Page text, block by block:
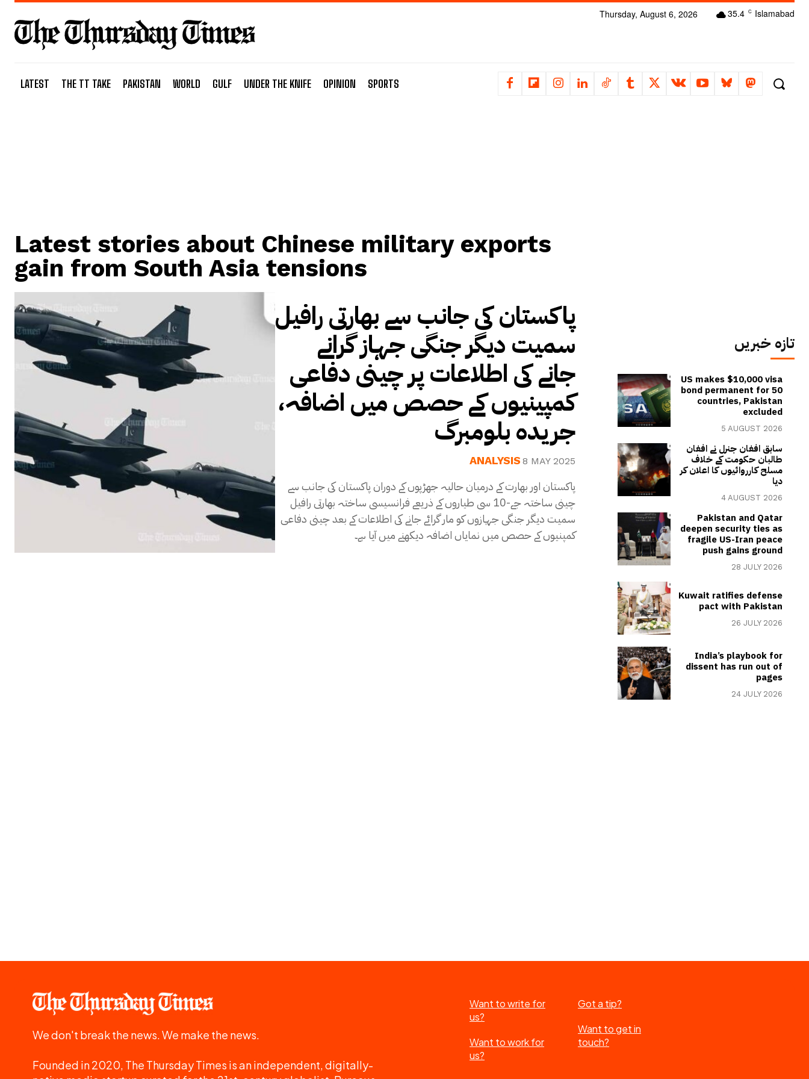
35.4 C Islamabad
Thursday, August 6, 2026
LATEST THE TT TAKE PAKISTAN WORLD GULF UNDER THE KNIFE OPINION SPORTS
Latest stories about Chinese military exports
gain from South Asia tensions
پاکستان کی جانب سے بھارتی رافیل
سمیت دیگر جنگی جہاز گرانے
جانے کی اطلاعات پر چینی دفاعی
کمپینیوں کے حصص میں اضافہ،
جریدہ بلومبرگ
ANALYSIS 8 MAY 2025
پاکستان اور بھارت کے درمیان حالیہ جھڑپوں کے دوران پاکستان کی جانب سے
چینی ساختہ جے-10 سی طیاروں کے ذریعے فرانسیسی ساختہ بھارتی رافیل
سمیت دیگر جنگی جہازوں کو مار گرائے جانے کی اطلاعات کے بعد چینی دفاعی
کمپنیوں کے حصص میں نمایاں اضافہ دیکھنے میں آیا ہے۔
تازہ خبریں
US makes $10,000 visa
bond permanent for 50
countries, Pakistan
excluded
5 AUGUST 2026
سابق افغان جنرل نے افغان
طالبان حکومت کے خلاف
مسلح کارروائیوں کا اعلان کر
دیا
4 AUGUST 2026
Pakistan and Qatar
deepen security ties as
fragile US-Iran peace
push gains ground
28 JULY 2026
Kuwait ratifies defense
pact with Pakistan
26 JULY 2026
India’s playbook for
dissent has run out of
pages
24 JULY 2026
We don't break the news. We make the news.
Founded in 2020, The Thursday Times is an independent, digitally-
Want to write for
us?
Want to work for
us?
Got a tip?
Want to get in
touch?